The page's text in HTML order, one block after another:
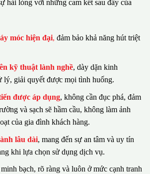
hài lòng với những cam kết sau đây của
móc hiện đại, đảm bảo khả năng hút triệt
kỹ thuật lành nghề, dày dặn kinh
lý, giải quyết được mọi tình huống.
được áp dụng, không cần đục phá, đảm
và sạch sẽ hầm cầu, không làm ảnh
của gia đình khách hàng.
lâu dài, mang đến sự an tâm và uy tín
khi lựa chọn sử dụng dịch vụ.
bạch, rõ ràng và luôn ở mức cạnh tranh